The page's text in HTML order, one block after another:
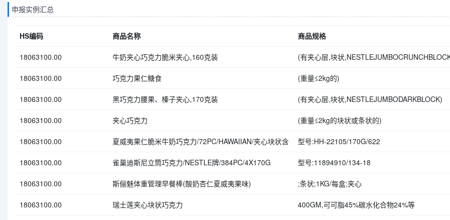
申报实例汇总
HS编码 商品名称 商品规格
18063100.00 牛奶夹心巧克力脆米夹心,160克装 (有夹心层,块状
18063100.00 巧克力果仁糖食 (重量≤2kg的)
18063100.00 黑巧克力腰果、榛子夹心,170克装 (有夹心层,块状,NESTLEJUMBODARKBLOCK)
18063100.00 夹心巧克力 (重量≤2kg的块状或条状的)
18063100.00 夏威夷果仁脆米牛奶巧克力/72PC/HAWAIIAN/夹心块状含 型号:HH-22105/170G/622
18063100.00 雀巢迪斯尼立筒巧克力/NESTLE牌/384PC/4X170G 型号:11894910/134-18
18063100.00 斯俪魅体重管理早餐棒(酸奶杏仁夏威夷果味) ;条状;1KG/每盒;夹心
18063100.00 瑞士莲夹心块状巧克力 400GM,可可脂45%碳水化合物24%等